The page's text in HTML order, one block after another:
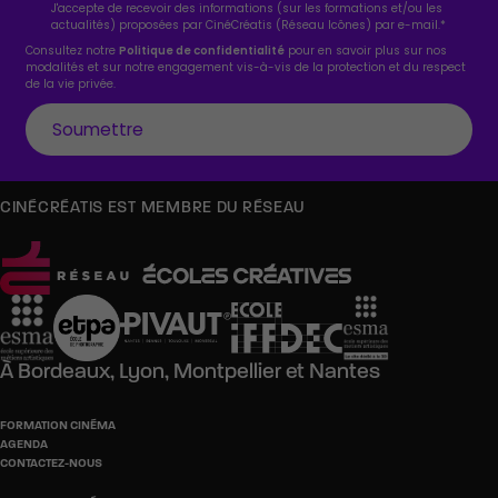
J'accepte de recevoir des informations (sur les formations et/ou les
actualités) proposées par CinéCréatis (Réseau Icônes) par e-mail.*
Consultez notrePolitique de confidentialité pour en savoir plus sur nos
modalités et sur notre engagement vis-à-vis de la protection et du respect
de la vie privée.
CINÉCRÉATIS EST MEMBRE DU RÉSEAU
À Bordeaux, Lyon, Montpellieret Nantes
FORMATION CINÉMA
AGENDA
CONTACTEZ-NOUS